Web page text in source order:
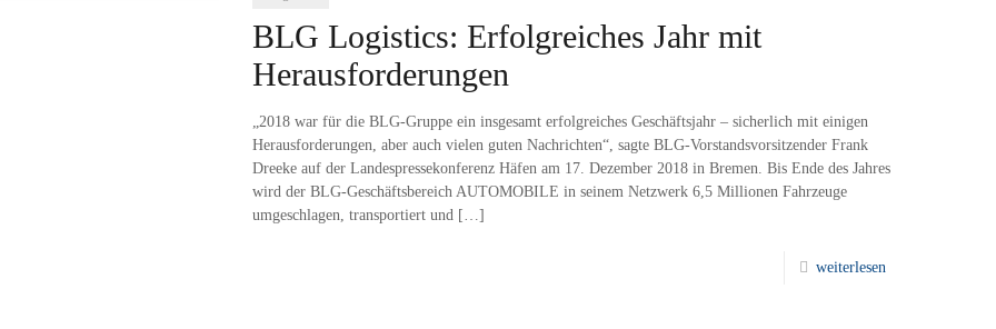
BLG Logistics: Erfolgreiches Jahr mit
Herausforderungen
„2018 war für die BLG-Gruppe ein insgesamt erfolgreiches Geschäftsjahr – sicherlich mit einigen
Herausforderungen, aber auch vielen guten Nachrichten“, sagte BLG-Vorstandsvorsitzender Frank
Dreeke auf der Landespressekonferenz Häfen am 17. Dezember 2018 in Bremen. Bis Ende des Jahres
wird der BLG-Geschäftsbereich AUTOMOBILE in seinem Netzwerk 6,5 Millionen Fahrzeuge
umgeschlagen, transportiert und […]
weiterlesen